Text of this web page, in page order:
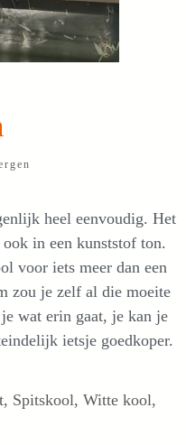
heel eenvoudig. Het
in een kunststof ton.
voor iets meer dan een
zou je zelf al die moeite
wat erin gaat, je kan je
ietsje goedkoper.
, Spitskool, Witte kool,